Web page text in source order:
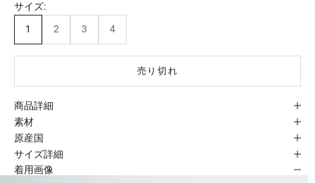
サイズ:
1 2 3 4
売り切れ
商品詳細
素材
原産国
サイズ詳細
着用画像